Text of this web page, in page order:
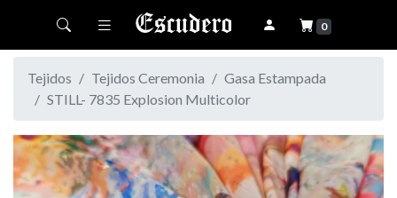
Toggle navigation 0
Tejidos Tejidos Ceremonia
Gasa Estampada
STILL- 7835 Explosion Multicolor